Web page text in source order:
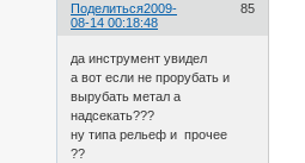
Поделиться 85
2009-
08-14 00:18:48
да инструмент увидел
а вот если не прорубать и
вырубать метал а
надсекать???
ну типа рельеф и прочее
??